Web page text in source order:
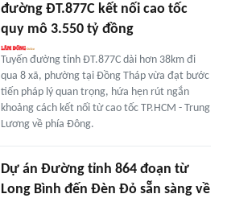
đường ĐT.877C kết nối cao tốc
quy mô 3.550 tỷ đồng
Tuyến đường tỉnh ĐT.877C dài hơn 38km đi
qua 8 xã, phường tại Đồng Tháp vừa đạt bước
tiến pháp lý quan trọng, hứa hẹn rút ngắn
khoảng cách kết nối từ cao tốc TP.HCM - Trung
Lương về phía Đông.
Dự án Đường tỉnh 864 đoạn từ
Long Bình đến Đèn Đỏ sẵn sàng về